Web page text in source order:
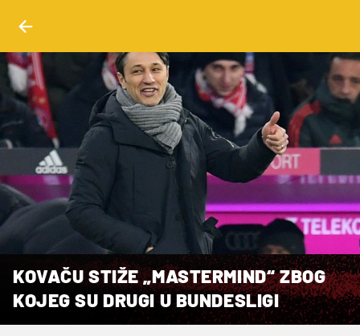
KOVAČU STIŽE „MASTERMIND“ ZBOG
KOJEG SU DRUGI U BUNDESLIGI